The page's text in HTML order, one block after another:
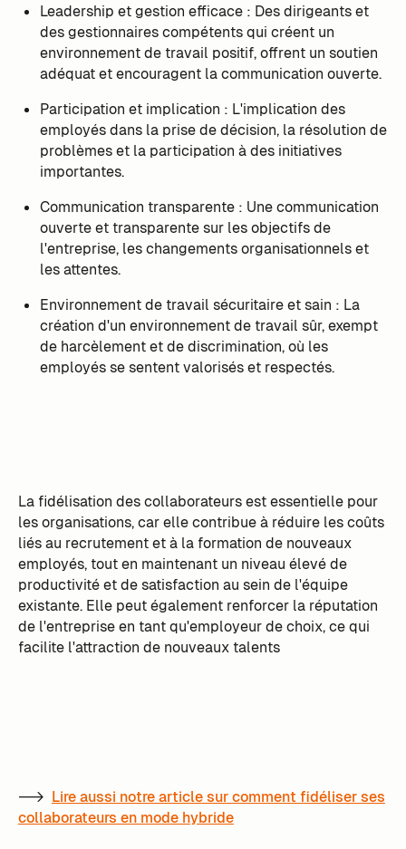
Leadership et gestion efficace : Des dirigeants et
des gestionnaires compétents qui créent un
environnement de travail positif, offrent un soutien
adéquat et encouragent la communication ouverte.
Participation et implication : L'implication des
employés dans la prise de décision, la résolution de
problèmes et la participation à des initiatives
importantes.
Communication transparente : Une communication
ouverte et transparente sur les objectifs de
l'entreprise, les changements organisationnels et
les attentes.
Environnement de travail sécuritaire et sain : La
création d'un environnement de travail sûr, exempt
de harcèlement et de discrimination, où les
employés se sentent valorisés et respectés.
La fidélisation des collaborateurs est essentielle pour
les organisations, car elle contribue à réduire les coûts
liés au recrutement et à la formation de nouveaux
employés, tout en maintenant un niveau élevé de
productivité et de satisfaction au sein de l'équipe
existante. Elle peut également renforcer la réputation
de l'entreprise en tant qu'employeur de choix, ce qui
facilite l'attraction de nouveaux talents
--> Lire aussi notre article sur comment fidéliser ses
collaborateurs en mode hybride